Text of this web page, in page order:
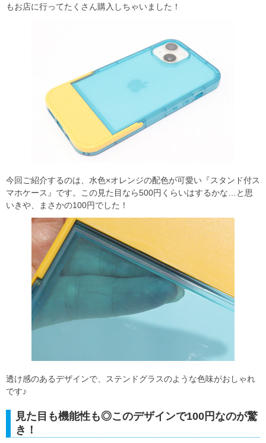
もお店に行ってたくさん購入しちゃいました！
今回ご紹介するのは、水色×オレンジの配色が可愛い『スタンド付ス
マホケース』です。この見た目なら500円くらいはするかな…と思
いきや、まさかの100円でした！
透け感のあるデザインで、ステンドグラスのような色味がおしゃれ
です♪
見た目も機能性も◎このデザインで100円なのが驚
き！